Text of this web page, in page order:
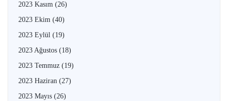
2023 Kasım (26)
2023 Ekim (40)
2023 Eylül (19)
2023 Ağustos (18)
2023 Temmuz (19)
2023 Haziran (27)
2023 Mayıs (26)